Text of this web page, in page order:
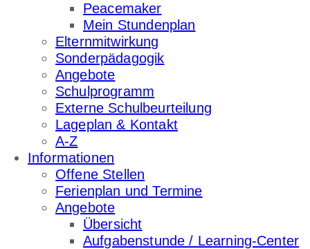
Peacemaker
Mein Stundenplan
Elternmitwirkung
Sonderpädagogik
Angebote
Schulprogramm
Externe Schulbeurteilung
Lageplan & Kontakt
A-Z
Informationen
Offene Stellen
Ferienplan und Termine
Angebote
Übersicht
Aufgabenstunde / Learning-Center